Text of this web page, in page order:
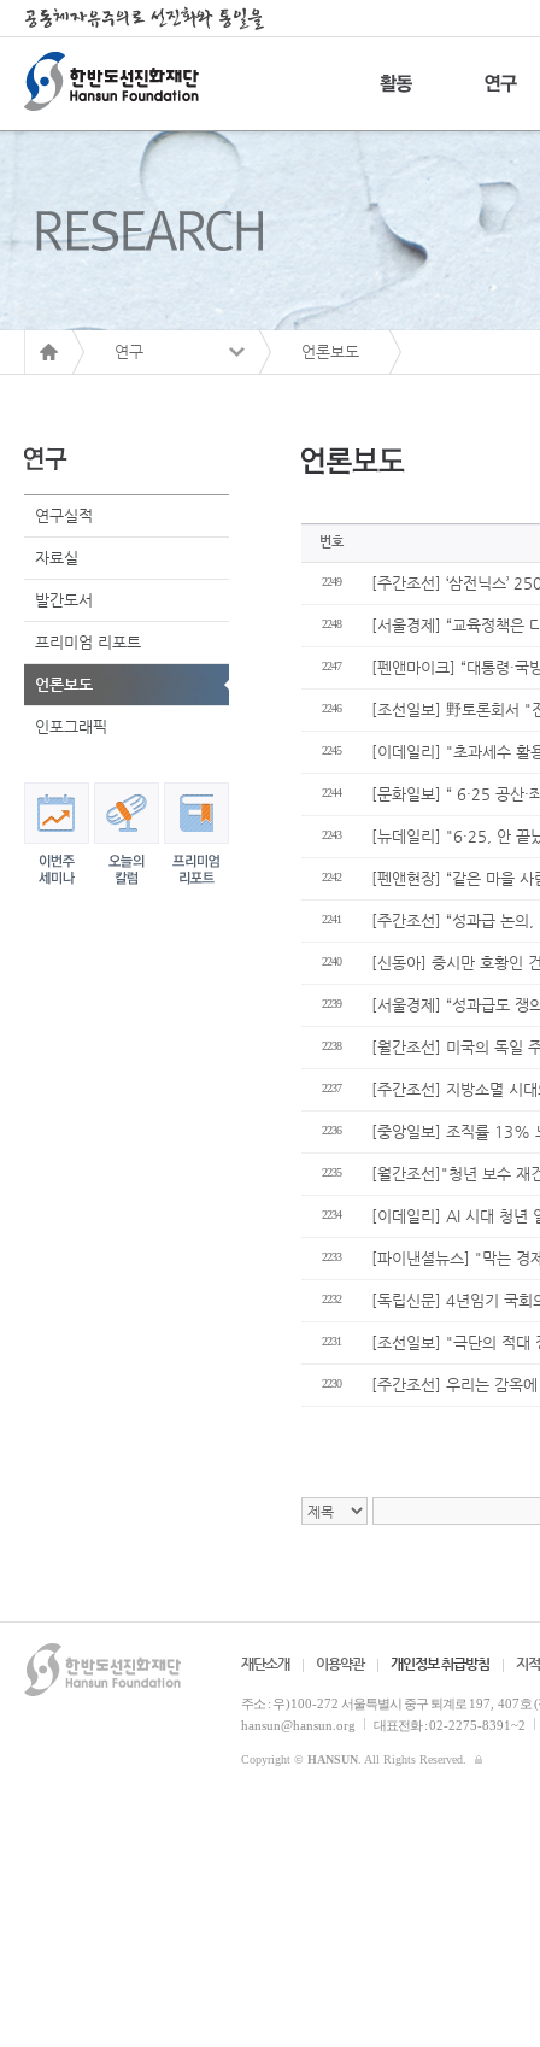
연구 언론보도
연구실적
자료실
발간도서
프리미엄 리포트
언론보도
인포그래픽
번호
2249 [주간조선] ‘삼전닉스’
2248 [서울경제] “교육정책은
2247 [펜앤마이크] “대통령·국
2246 [조선일보] 野토론회서 "
2245 [이데일리] "초과세수 활
2244 [문화일보] “ 6·25 공산·
2243 [뉴데일리] "6·25, 안 끝
2242 [펜앤현장] “같은 마을 사
2241 [주간조선] “성과급 논의,
2240 [신동아] 증시만 호황인
2239 [서울경제] “성과급도 쟁
2238 [월간조선] 미국의 독일
2237 [주간조선] 지방소멸 시
2236 [중앙일보] 조직률 13%
2235 [월간조선]"청년 보수 재
2234 [이데일리] AI 시대 청년
2233 [파이낸셜뉴스] "막는 경
2232 [독립신문] 4년임기 국회
2231 [조선일보] "극단의 적대
2230 [주간조선] 우리는 감옥
재단소개 이용약관 개인정보 취급방침 지
주소 : 우)100-272 서울특별시 중구 퇴계로 197, 407호
hansun@hansun.org
대표전화 :02-2275-8391~2
Copyright © HANSUN. All Rights Reserved.